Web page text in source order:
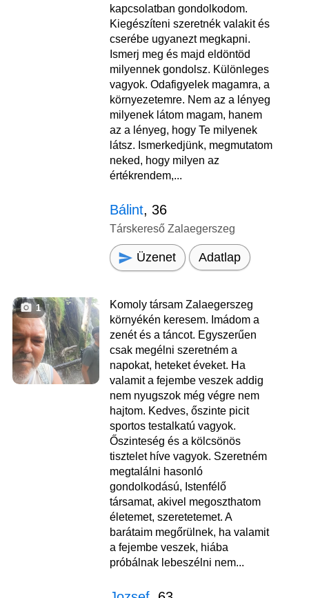
kapcsolatban gondolkodom.
Kiegészíteni szeretnék valakit és
cserébe ugyanezt megkapni.
Ismerj meg és majd eldöntöd
milyennek gondolsz. Különleges
vagyok. Odafigyelek magamra, a
környezetemre. Nem az a lényeg
milyenek látom magam, hanem
az a lényeg, hogy Te milyenek
látsz. Ismerkedjünk, megmutatom
neked, hogy milyen az
értékrendem,...
Bálint, 36
Társkereső Zalaegerszeg
Üzenet Adatlap
1
Komoly társam Zalaegerszeg
környékén keresem. Imádom a
zenét és a táncot. Egyszerűen
csak megélni szeretném a
napokat, heteket éveket. Ha
valamit a fejembe veszek addig
nem nyugszok még végre nem
hajtom. Kedves, őszinte picit
sportos testalkatú vagyok.
Őszinteség és a kölcsönös
tisztelet híve vagyok. Szeretném
megtalálni hasonló
gondolkodású, Istenfélő
társamat, akivel megoszthatom
életemet, szeretetemet. A
barátaim megőrülnek, ha valamit
a fejembe veszek, hiába
próbálnak lebeszélni nem...